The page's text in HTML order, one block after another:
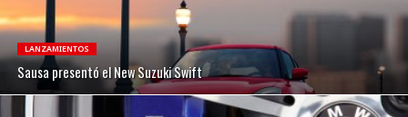
LANZAMIENTOS
Sausa presentó el New Suzuki Swift